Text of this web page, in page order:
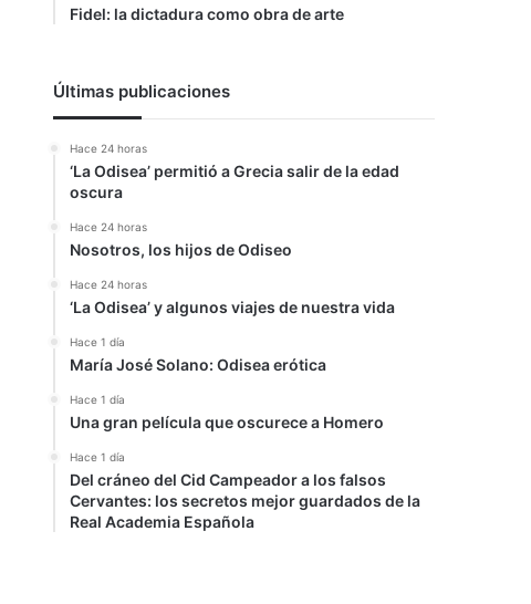
Fidel: la dictadura como obra de arte
Últimas publicaciones
Hace 24 horas
‘La Odisea’ permitió a Grecia salir de la edad
oscura
Hace 24 horas
Nosotros, los hijos de Odiseo
Hace 24 horas
‘La Odisea’ y algunos viajes de nuestra vida
Hace 1 día
María José Solano: Odisea erótica
Hace 1 día
Una gran película que oscurece a Homero
Hace 1 día
Del cráneo del Cid Campeador a los falsos
Cervantes: los secretos mejor guardados de la
Real Academia Española